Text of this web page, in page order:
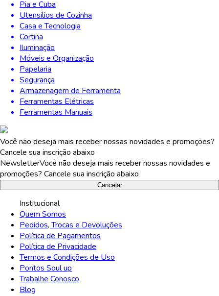
Pia e Cuba
Utensílios de Cozinha
Casa e Tecnologia
Cortina
Iluminação
Móveis e Organização
Papelaria
Segurança
Armazenagem de Ferramenta
Ferramentas Elétricas
Ferramentas Manuais
Você não deseja mais receber nossas novidades e promoções?
Cancele sua inscrição abaixo
NewsletterVocê não deseja mais receber nossas novidades e
promoções? Cancele sua inscrição abaixo
Cancelar
Institucional
Quem Somos
Pedidos, Trocas e Devoluções
Política de Pagamentos
Política de Privacidade
Termos e Condições de Uso
Pontos Soul up
Trabalhe Conosco
Blog